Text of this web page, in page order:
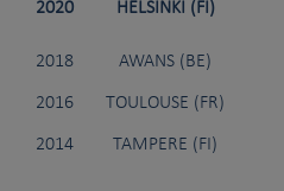
2020 HELSINKI (FI)
2018 AWANS (BE)
2016 TOULOUSE (FR)
2014 TAMPERE (FI)